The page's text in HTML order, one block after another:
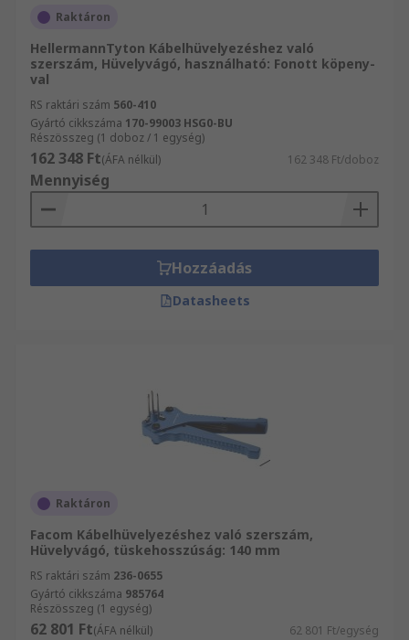
Raktáron
HellermannTyton Kábelhüvelyezéshez való
szerszám, Hüvelyvágó, használható: Fonott köpeny-
val
RS raktári szám 560-410
Gyártó cikkszáma 170-99003 HSG0-BU
Részösszeg (1 doboz / 1 egység)
162 348 Ft(ÁFA nélkül) 162 348 Ft/doboz
Mennyiség
Hozzáadás
Datasheets
Raktáron
Facom Kábelhüvelyezéshez való szerszám,
Hüvelyvágó, tüskehosszúság: 140 mm
RS raktári szám 236-0655
Gyártó cikkszáma 985764
Részösszeg (1 egység)
62 801 Ft(ÁFA nélkül) 62 801 Ft/egység